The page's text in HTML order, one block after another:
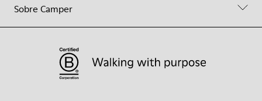
Sobre Camper